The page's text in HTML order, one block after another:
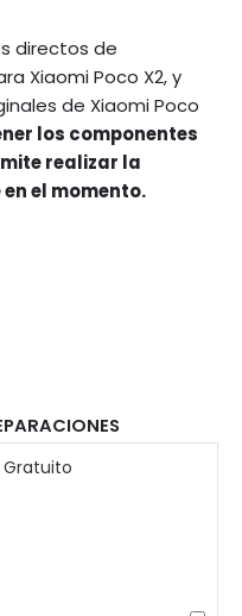
directos de
Xiaomi Poco X2, y
de Xiaomi Poco
los componentes
realizar la
el momento.
Gratuito